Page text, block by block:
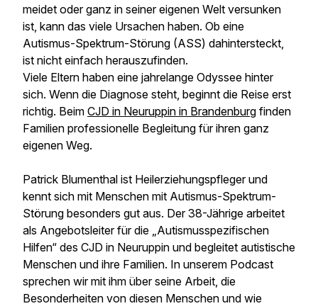
meidet oder ganz in seiner eigenen Welt versunken
ist, kann das viele Ursachen haben. Ob eine
Autismus-Spektrum-Störung (ASS) dahintersteckt,
ist nicht einfach herauszufinden.
Viele Eltern haben eine jahrelange Odyssee hinter
sich. Wenn die Diagnose steht, beginnt die Reise erst
richtig. Beim CJD in Neuruppin in Brandenburg finden
Familien professionelle Begleitung für ihren ganz
eigenen Weg.
Patrick Blumenthal ist Heilerziehungspfleger und
kennt sich mit Menschen mit Autismus-Spektrum-
Störung besonders gut aus. Der 38-Jährige arbeitet
als Angebotsleiter für die „Autismusspezifischen
Hilfen“ des CJD in Neuruppin und begleitet autistische
Menschen und ihre Familien. In unserem Podcast
sprechen wir mit ihm über seine Arbeit, die
Besonderheiten von diesen Menschen und wie